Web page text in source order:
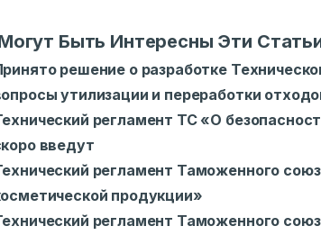
Быть Интересны Эти
решение о разработке
утилизации и переработки
регламент ТС «О
введут
регламент Таможенного
продукции»
регламент Таможенного